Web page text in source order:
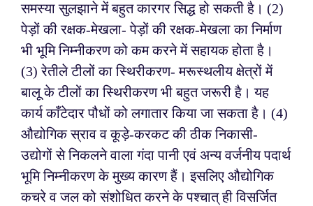
समस्या सुलझाने में बहुत कारगर सिद्ध हो सकती है। (2)
पेड़ों की रक्षक-मेखला- पेड़ों की रक्षक-मेखला का निर्माण
भी भूमि निम्नीकरण को कम करने में सहायक होता है।
(3) रेतीले टीलों का स्थिरीकरण- मरूस्थलीय क्षेत्रों में
बालू के टीलों का स्थिरीकरण भी बहुत जरूरी है। यह
कार्य काँटेदार पौधों को लगातार किया जा सकता है। (4)
औद्योगिक स्राव व कूड़े-करकट की ठीक निकासी-
उद्योगों से निकलने वाला गंदा पानी एवं अन्य वर्जनीय पदार्थ
भूमि निम्नीकरण के मुख्य कारण हैं। इसलिए औद्योगिक
कचरे व जल को संशोधित करने के पश्चात् ही विसर्जित